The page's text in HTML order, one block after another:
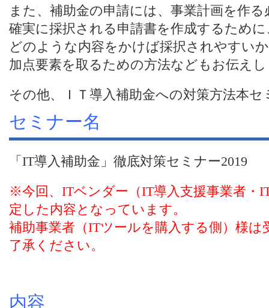
また、補助金の申請には、事業計画を作
確実に採択される申請書を作成するために
どのような内容をかけば採択されやすい
加点要素を取るための方法などもお伝え
その他、ＩＴ導入補助金への対策方法本
セミナー名
「IT導入補助金」徹底対策セミナー2019
※今回、ITベンダー（IT導入支援事業者・
定した内容となっています。
補助事業者（ITツールを購入する側）様
了承ください。
内容